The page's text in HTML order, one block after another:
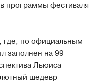
программы фестиваля
где, по официальным
заполнен на 99
Льюиса
шедевр